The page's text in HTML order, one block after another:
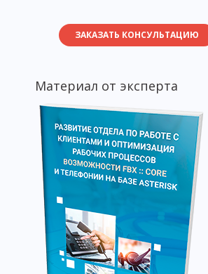
ЗАКАЗАТЬ КОНСУЛЬТАЦИЮ
Материал от эксперта